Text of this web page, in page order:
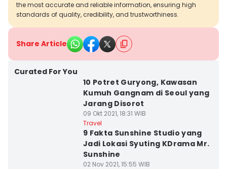
the most accurate and reliable information, ensuring high
standards of quality, credibility, and trustworthiness.
Share Article
Curated For You
10 Potret Guryong, Kawasan
Kumuh Gangnam di Seoul yang
Jarang Disorot
09 Okt 2021, 18:31 WIB
Travel
9 Fakta Sunshine Studio yang
Jadi Lokasi Syuting KDrama Mr.
Sunshine
02 Nov 2021, 15:55 WIB